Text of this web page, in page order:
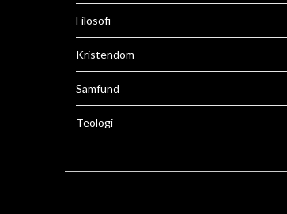
Filosofi
Kristendom
Samfund
Teologi